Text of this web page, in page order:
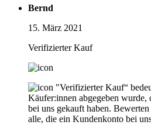
Bernd
15. März 2021
Verifizierter Kauf
"Verifizierter Kauf“
Käufer:innen abgegeben wurde,
bei uns gekauft haben.
alle, die ein Kundenkonto bei